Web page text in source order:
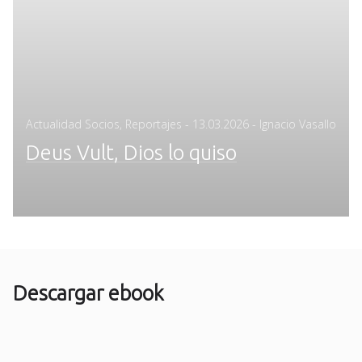
Actualidad Socios Reportajes - Posted
13.03.2026 - Ignacio Vasallo
Deus Vult, Dios lo quiso
Descargar ebook